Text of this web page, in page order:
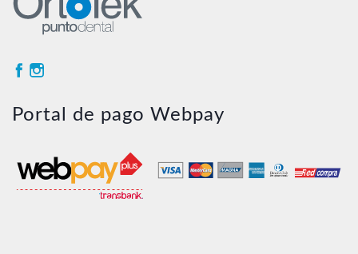
Portal de pago Webpay